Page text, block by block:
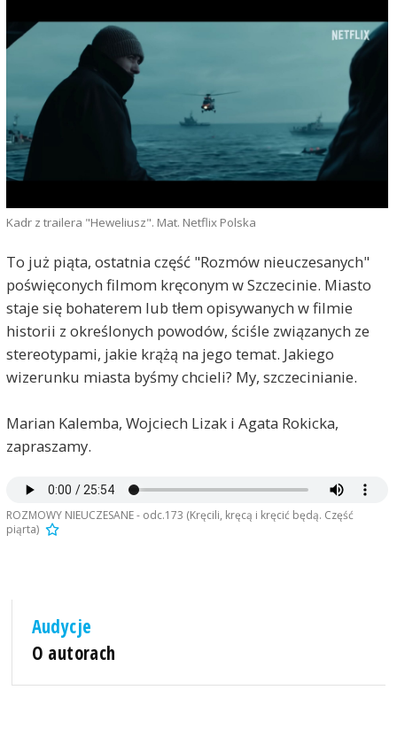
Kadr z trailera "Heweliusz". Mat. Netflix Polska
To już piąta, ostatnia część "Rozmów nieuczesanych"
poświęconych filmom kręconym w Szczecinie. Miasto
staje się bohaterem lub tłem opisywanych w filmie
historii z określonych powodów, ściśle związanych ze
stereotypami, jakie krążą na jego temat. Jakiego
wizerunku miasta byśmy chcieli? My, szczecinianie.
Marian Kalemba, Wojciech Lizak i Agata Rokicka,
zapraszamy.
ROZMOWY NIEUCZESANE - odc.173 (Kręcili, kręcą i kręcić będą. Część
piąrta)
Audycje
O autorach